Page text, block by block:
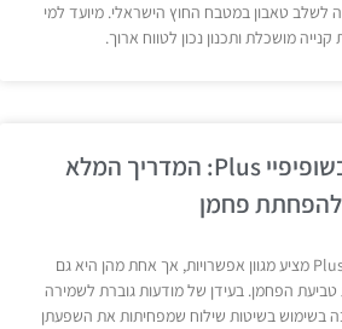
לשלב טאבון במטבח החוץ הישראלי. מיועד למי
מושכלת ותכנון נכון לטווח ארוך.
שילוח סחורה בשופיפיי Plus: המדריך המלא
להפחתת פחמן
שילוח סחורה בשופיפיי Plus מציע מגוון אפשרויות, אך אחת מהן היא גם
הפחמן. בעידן של מודעות גוברת לשמירה
בשימוש בשיטות שילוח שמפחיתות את השפעתן